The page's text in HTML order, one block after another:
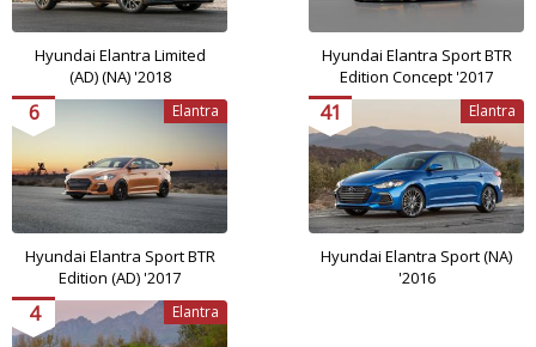
Hyundai Elantra Limited
(AD) (NA) '2018
Hyundai Elantra Sport BTR
Edition Concept '2017
Hyundai Elantra Sport BTR
Edition (AD) '2017
6 Elantra
Hyundai Elantra Sport (NA)
'2016
41 Elantra
4 Elantra